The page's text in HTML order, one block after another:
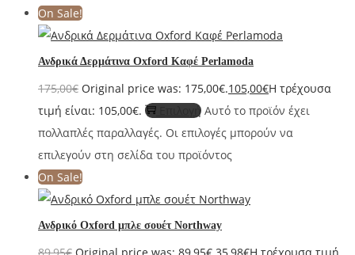
On Sale!
Ανδρικά Δερμάτινα Oxford Καφέ Perlamoda
175,00€ Original price was: 175,00€.105,00€Η τρέχουσα
τιμή είναι: 105,00€.
Επιλογή Αυτό το προϊόν έχει
πολλαπλές παραλλαγές. Οι επιλογές μπορούν να
επιλεγούν στη σελίδα του προϊόντος
On Sale!
Ανδρικό Oxford μπλε σουέτ Northway